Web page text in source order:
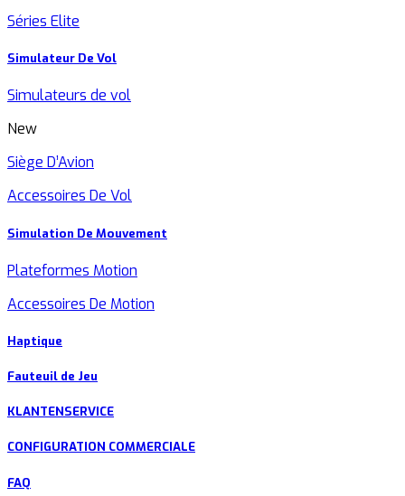
Séries Elite
Simulateur De Vol
Simulateurs de vol
New
Siège D’Avion
Accessoires De Vol
Simulation De Mouvement
Plateformes Motion
Accessoires De Motion
Haptique
Fauteuil de Jeu
KLANTENSERVICE
CONFIGURATION COMMERCIALE
FAQ